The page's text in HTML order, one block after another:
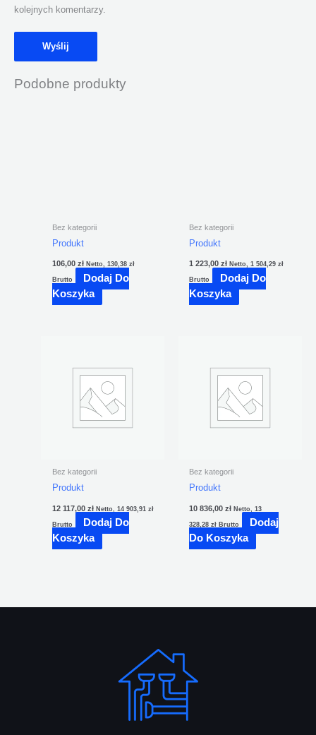
kolejnych komentarzy.
Podobne produkty
Bez kategorii
Produkt
106,00 zł Netto, 130,38 zł
Brutto
Dodaj Do
Koszyka
Bez kategorii
Produkt
1 223,00zł Netto,1 504,29zł
Brutto
Dodaj Do
Koszyka
Bez kategorii
Produkt
12 117,00 zł Netto, 14 903,91 zł
Brutto
Dodaj Do
Koszyka
Bez kategorii
Produkt
10 836,00zł Netto,13
328,28zł Brutto
Dodaj
Do Koszyka